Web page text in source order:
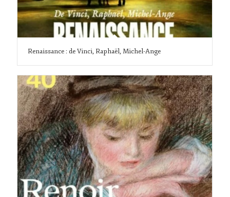
Renaissance : de Vinci, Raphaël, Michel-Ange